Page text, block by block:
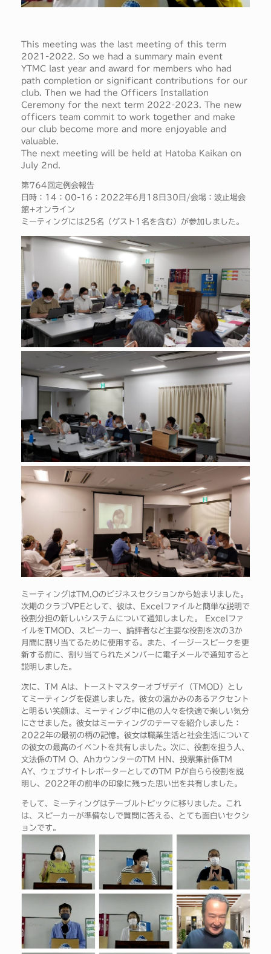
This meeting was the last meeting of this term
2021-2022. So we had a summary main event
YTMC last year and award for members who had
path completion or significant contributions for our
club. Then we had the Officers Installation
Ceremony for the next term 2022-2023. The new
officers team commit to work together and make
our club become more and more enjoyable and
valuable.
The next meeting will be held at Hatoba Kaikan on
July 2nd.
第764回定例会報告
日時：14：00-16：2022年6月18日30日/会場：波止場会
館+オンライン
ミーティングには25名（ゲスト1名を含む）が参加しました。
ミーティングはTM.Oのビジネスセクションから始まりました。
次期のクラブVPEとして、彼は、Excelファイルと簡単な説明で
役割分担の新しいシステムについて通知しました。 Excelファ
イルをTMOD、スピーカー、論評者など主要な役割を次の3か
月間に割り当てるために使用する。また、イージースピークを更
新する前に、割り当てられたメンバーに電子メールで通知すると
説明しました。
次に、TM Aは、トーストマスターオブザデイ（TMOD）とし
てミーティングを促進しました。彼女の温かみのあるアクセント
と明るい笑顔は、ミーティング中に他の人々を快適で楽しい気分
にさせました。彼女はミーティングのテーマを紹介しました：
2022年の最初の柄の記憶。彼女は職業生活と社会生活について
の彼女の最高のイベントを共有しました。次に、役割を担う人、
文法係のTM O、AhカウンターのTM HN、投票集計係TM
AY、ウェブサイトレポーターとしてのTM Pが自らら役割を説
明し、2022年の前半の印象に残った思い出を共有しました。
そして、ミーティングはテーブルトピックに移りました。これ
は、スピーカーが準備なしで質問に答える、とても面白いセクシ
ョンです。